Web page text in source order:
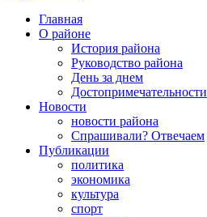
Главная
О районе
История района
Руководство района
День за днем
Достопримечательности
Новости
новости района
Спрашивали? Отвечаем
Публикации
политика
экономика
культура
спорт